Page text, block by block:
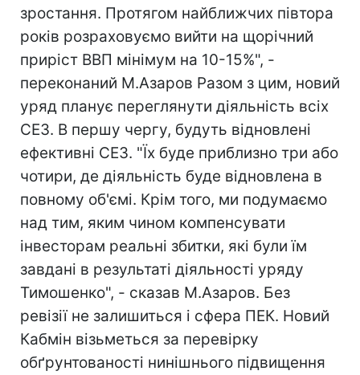
зростання. Протягом найближчих півтора
років розраховуємо вийти на щорічний
приріст ВВП мінімум на 10-15%", -
переконаний М.Азаров Разом з цим, новий
уряд планує переглянути діяльність всіх
СЕЗ. В першу чергу, будуть відновлені
ефективні СЕЗ. "Їх буде приблизно три або
чотири, де діяльність буде відновлена в
повному об'ємі. Крім того, ми подумаємо
над тим, яким чином компенсувати
інвесторам реальні збитки, які були їм
завдані в результаті діяльності уряду
Тимошенко", - сказав М.Азаров. Без
ревізії не залишиться і сфера ПЕК. Новий
Кабмін візьметься за перевірку
обґрунтованості нинішнього підвищення